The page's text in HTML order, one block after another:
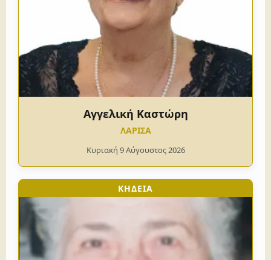
Αγγελική Καστώρη
ΛΑΡΙΣΑ
Κυριακή 9 Αύγουστος 2026
ΚΗΔΕΙΑ